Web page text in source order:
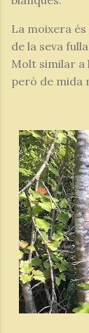
La moixera
de la seva
Molt similar a
però de mida